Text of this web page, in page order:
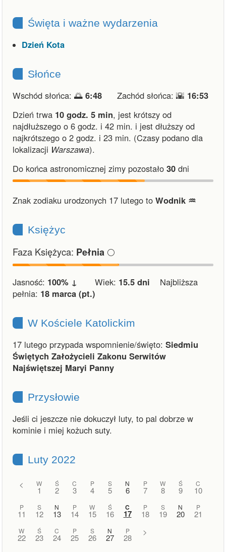
Święta i ważne wydarzenia
Dzień Kota
Słońce
Wschód słońca: 🌅 6:48 Zachód słońca: 🌇 16:53
Dzień trwa 10 godz. 5 min, jest krótszy od
najdłuższego o 6 godz. i 42 min. i jest dłuższy od
najkrótszego o 2 godz. i 23 min. (Czasy podano dla
lokalizacji Warszawa).
Do końca astronomicznej zimy pozostało 30 dni
Znak zodiaku urodzonych 17 lutego to Wodnik ♒︎
Księżyc
Faza Księżyca: Pełnia 🌕
Jasność: 100% ↓ Wiek: 15.5 dni Najbliższa
pełnia: 18 marca (pt.)
W Kościele Katolickim
17 lutego przypada wspomnienie/święto: Siedmiu
Świętych Założycieli Zakonu Serwitów
Najświętszej Maryi Panny
Przysłowie
Jeśli ci jeszcze nie dokuczył luty, to pal dobrze w
kominie i miej kożuch suty.
Luty 2022
< W
1
Ś
2
C
3
P
4
S
5
N
6
P
7
W
8
Ś
9
C
10
P
11
S
12
N
13
P
14
W
15
Ś
16
C
17
P
18
S
19
N
20
P
21
W
22
Ś
23
C
24
P
25
S
26
N
27
P
28
>